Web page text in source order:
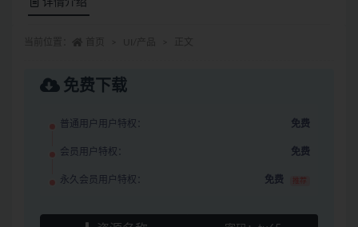
详情介绍
免费下载
普通用户用户特权： 免费
会员用户特权： 免费
永久会员用户特权： 免费 推荐